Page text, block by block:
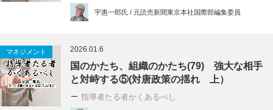
宇惠一郎氏 / 元読売新聞東京本社国際部編集委員
マネジメント 2026.01.6
国のかたち、組織のかたち(79) 強大な相手
と対峙する⑤(対唐政策の揺れ 上）
指導者たる者かくあるべし